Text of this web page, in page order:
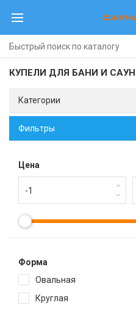
КУПЕЛИ ДЛЯ БАНИ И
Категории
Фильтры
Цена
Форма
Овальная
Круглая